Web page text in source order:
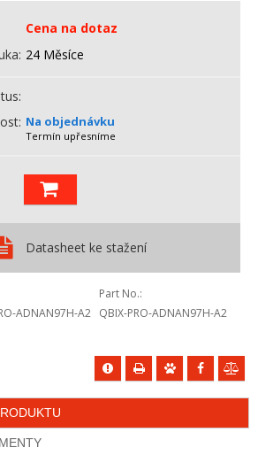
Cena na dotaz
24 Měsíce
Na objednávku
Termín upřesníme
Datasheet ke stažení
ADNAN97H-A2
Part No.
QBIX-PRO-ADNAN97H-A2